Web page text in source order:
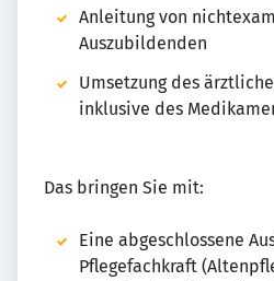
Anleitung von
Auszubildenden
Umsetzung des
inklusive des
Das bringen Sie mit:
Eine abgeschlossene
Pflegefachkraft